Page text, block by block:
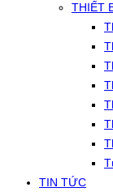
THIẾT
TIN TỨC